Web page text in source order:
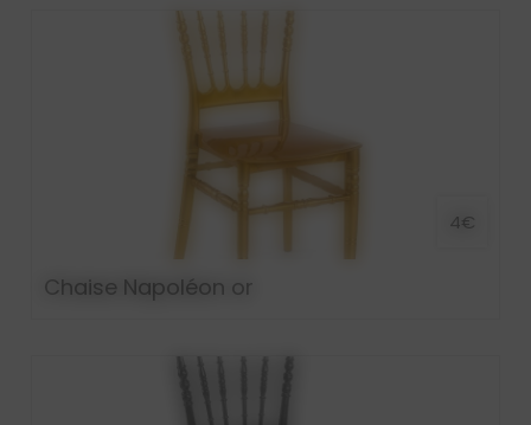
4€
Chaise Napoléon or